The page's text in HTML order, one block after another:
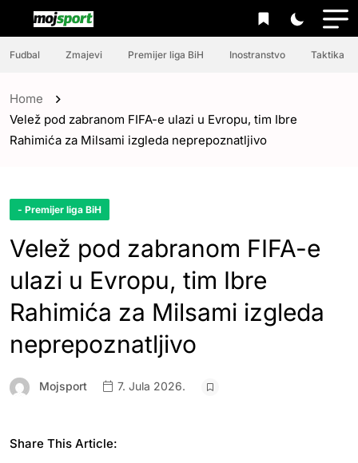
Fudbal Zmajevi Premijer liga BiH Inostranstvo Taktika
Home
Velež pod zabranom FIFA-e ulazi u Evropu, tim Ibre
Rahimića za Milsami izgleda neprepoznatljivo
- Premijer liga BiH
Velež pod zabranom FIFA-e
ulazi u Evropu, tim Ibre
Rahimića za Milsami izgleda
neprepoznatljivo
Mojsport 7. Jula 2026.
Share This Article: